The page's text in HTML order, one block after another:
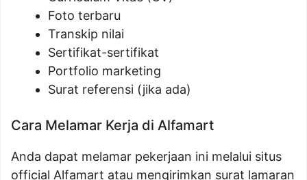
Foto terbaru
Transkip nilai
Sertifikat-sertifikat
Portfolio marketing
Surat referensi (jika ada)
Cara Melamar Kerja di Alfamart
Anda dapat melamar pekerjaan ini melalui situs
official Alfamart atau mengirimkan surat lamaran